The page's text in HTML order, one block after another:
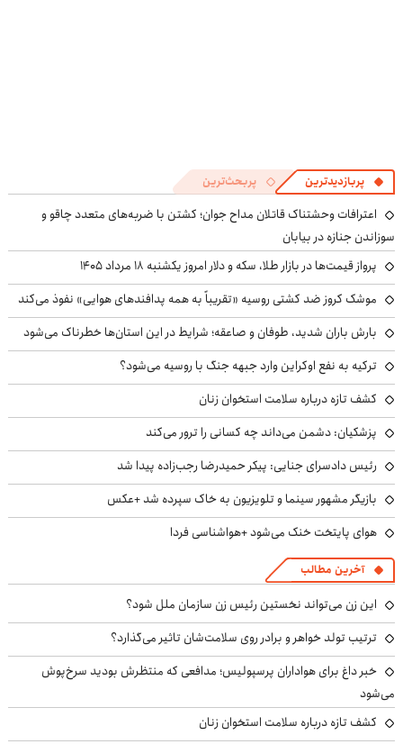
پربازدیدترین پربحث‌ترین
اعترافات وحشتناک قاتلان مداح جوان؛ کشتن با ضربه‌های متعدد چاقو و
سوزاندن جنازه در بیابان
پرواز قیمت‌ها در بازار طلا، سکه و دلار امروز یکشنبه ۱۸ مرداد ۱۴۰۵
موشک کروز ضد کشتی روسیه «تقریباً به همه پدافندهای هوایی» نفوذ می‌کند
بارش باران شدید، طوفان و صاعقه؛ شرایط در این استان‌ها خطرناک می‌شود
ترکیه به نفع اوکراین وارد جبهه جنگ با روسیه می‌شود؟
کشف تازه درباره سلامت استخوان زنان
پزشکیان: دشمن می‌داند چه کسانی را ترور می‌کند
رئیس دادسرای جنایی: پیکر حمیدرضا رجب‌زاده پیدا شد
بازیگر مشهور سینما و تلویزیون به خاک سپرده شد +عکس
هوای پایتخت خنک می‌شود +هواشناسی فردا
آخرین مطالب
این زن می‌تواند نخستین رئیس زن سازمان ملل شود؟
ترتیب تولد خواهر و برادر روی سلامت‌شان تاثیر می‌گذارد؟
خبر داغ برای هواداران پرسپولیس؛ مدافعی که منتظرش بودید سرخ‌پوش
می‌شود
کشف تازه درباره سلامت استخوان زنان